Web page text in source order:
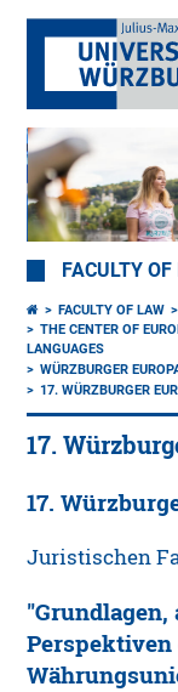
FACULTY
FACULTY OF LAW
THE CENTER OF
LANGUAGES
WÜRZBURGER
17. WÜRZBURGER
17.
17.
Juristischen